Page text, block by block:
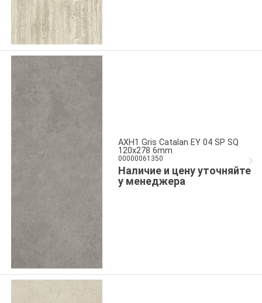
AXH1 Gris Catalan EY 04 SP SQ
120x278 6mm
00000061350
Наличие и цену уточняйте
у менеджера